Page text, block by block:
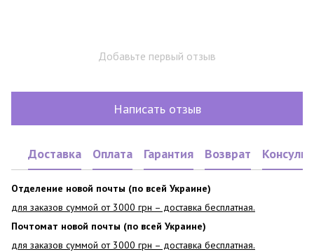
Добавьте первый отзыв
Написать отзыв
Доставка Оплата Гарантия Возврат
Отделение новой почты (по всей Украине)
для заказов суммой от 3000 грн – доставка бесплатная.
Почтомат новой почты (по всей Украине)
для заказов суммой от 3000 грн – доставка бесплатная.